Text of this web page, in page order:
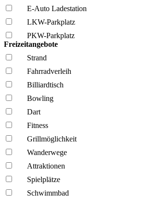
E-Auto Ladestation
LKW-Parkplatz
PKW-Parkplatz
Freizeitangebote
Strand
Fahrrad­verleih
Billiardtisch
Bowling
Dart
Fitness
Grillmöglich­keit
Wanderwege
Attraktionen
Spielplätze
Schwimmbad